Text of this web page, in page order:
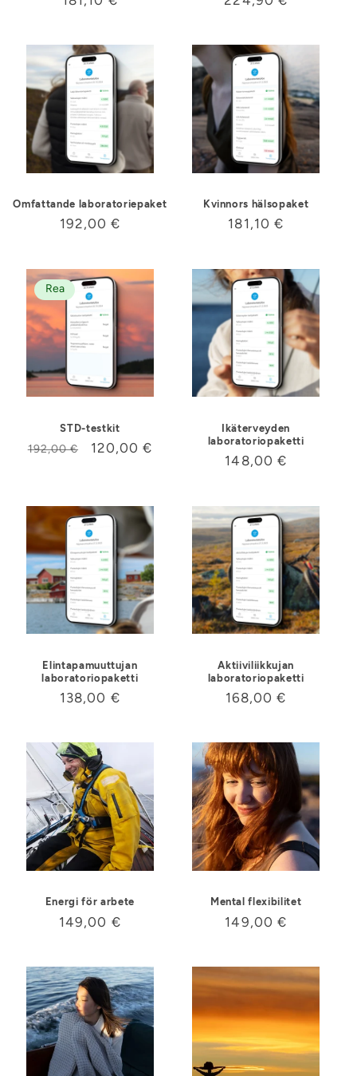
e
Omfattande laboratoriepaket
Ordinarie
192,00 €
Kvinnors hälsopaket
Ordinarie
181,10 €
Rea
STD-testkit
Ordinarie
192,00 € Försäljningspris
120,00 €
Ikäterveyden
laboratoriopaketti
Ordinarie
148,00 €
Elintapamuuttujan
laboratoriopaketti
Ordinarie
138,00 €
Aktiiviliikkujan
laboratoriopaketti
Ordinarie
168,00 €
Energi för arbete
Ordinarie
149,00 €
Mental flexibilitet
Ordinarie
149,00 €